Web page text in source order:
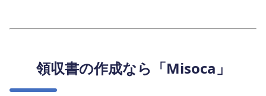
領収書の作成なら「Misoca」